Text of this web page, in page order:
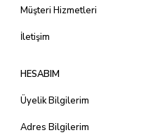
Müşteri Hizmetleri
İletişim
HESABIM
Üyelik Bilgilerim
Adres Bilgilerim